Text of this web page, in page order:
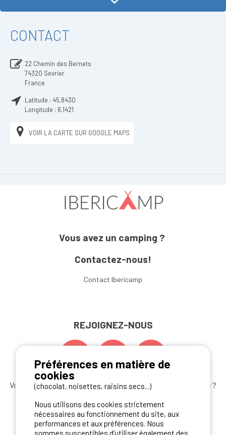
CONTACT
22 Chemin des Bernets
74320 Sevrier
France
Latitude : 45,8430
Longitude : 6,1421
VOIR LA CARTE SUR GOOGLE MAPS
Vous avez un camping ?
Contactez-nous!
Contact Ibericamp
REJOIGNEZ-NOUS
Vous souhaitez bénéficier desmeilleures offres camping ?
S'ABONNER
Préférences en matière de
cookies
(chocolat, noisettes, raisins secs...)
Nous utilisons des cookies strictement
nécessaires au fonctionnement du site, aux
performances et aux préférences. Nous
sommes susceptibles d’utiliser également des